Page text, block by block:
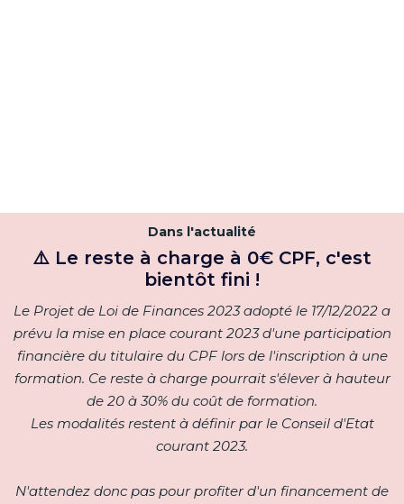
Dans l'actualité
⚠️ Le reste à charge à 0€ CPF, c'est
bientôt fini !
Le Projet de Loi de Finances 2023 adopté le 17/12/2022 a
prévu la mise en place courant 2023 d'une participation
financière du titulaire du CPF lors de l'inscription à une
formation. Ce reste à charge pourrait s'élever à hauteur
de 20 à 30% du coût de formation.
Les modalités restent à définir par le Conseil d'Etat
courant 2023.
N'attendez donc pas pour profiter d'un financement de